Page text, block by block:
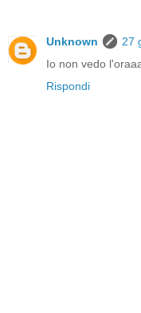
Unknown
27
Io non vedo
Rispondi